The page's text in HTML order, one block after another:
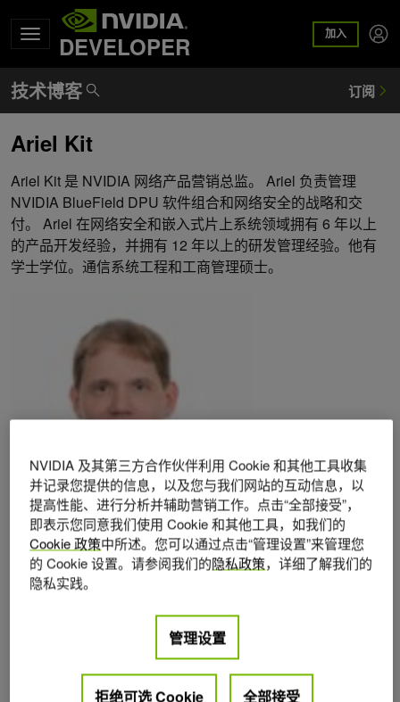
DEVELOPER 加入
Ariel Kit
Ariel Kit 是 NVIDIA 网络产品营销总监。 Ariel 负责管理
NVIDIA BlueField DPU 软件组合和网络安全的战略和交
付。 Ariel 在网络安全和嵌入式片上系统领域拥有 6 年以上
的产品开发经验，并拥有 12 年以上的研发管理经验。他有
学士学位。通信系统工程和工商管理硕士。
Posts by Ariel Kit
NVIDIA 及其第三方合作伙伴利用 Cookie 和其他工具收集
并记录您提供的信息，以及您与我们网站的互动信息，以
提高性能、进行分析并辅助营销工作。点击“全部接受”，
即表示您同意我们使用 Cookie 和其他工具，如我们的
Cookie 政策中所述。您可以通过点击“管理设置”来管理您
的 Cookie 设置。请参阅我们的隐私政策，详细了解我们的
隐私实践。
管理设置
拒绝可选 Cookie 全部接受